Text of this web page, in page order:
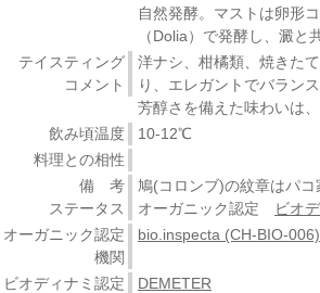
自然発酵。マストは卵形
（Dolia）で発酵し、澱と
テイスティング
コメント
洋ナシ、柑橘類、焼きた
り、エレガントでバラン
芳醇さを備えた味わいは
飲み頃温度
10-12℃
料理との相性
備 考
鳩(コロンブ)の紋章はパコ
ステータス
オーガニック認定
ビオ
オーガニック認定
機関
bio.inspecta (CH-BIO-006)
ビオディナミ認定 DEMETER